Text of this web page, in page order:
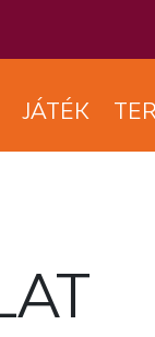
JÁTÉK